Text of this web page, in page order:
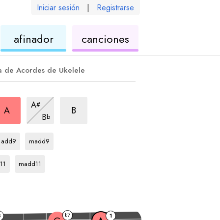
Iniciar sesión | Registrarse
afinadorukelelecanciones
de Acordes de Ukelele
A
A#
arpegio
Bb
7sus2
B
add9
madd9
madd11
b7 1